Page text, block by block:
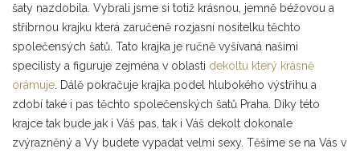
šaty nazdobila. Vybrali jsme si totiž krásnou, jemně béžovou a
stříbrnou krajku která zaručeně rozjasní nositelku těchto
společensých šatů. Tato krajka je ručně vyšívaná našimi
specilisty a figuruje zejména v oblasti dekoltu který krásně
orámuje . Dálě pokračuje krajka podel hlubokého výstřihu a
zdobí také i pas těchto společenských šatů Praha. Díky této
krajce tak bude jak i Váš pas, tak i Váš dekolt dokonale
zvýrazněný a Vy budete vypadat velmi sexy. Těšíme se na Vás v